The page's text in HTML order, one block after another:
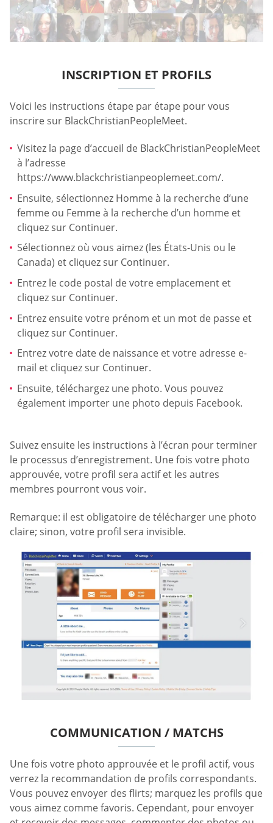
INSCRIPTION ET PROFILS
Voici les instructions étape par étape pour vous
inscrire sur BlackChristianPeopleMeet.
Visitez la page d’accueil de BlackChristianPeopleMeet
à l’adresse
https://www.blackchristianpeoplemeet.com/.
Ensuite, sélectionnez Homme à la recherche d’une
femme ou Femme à la recherche d’un homme et
cliquez sur Continuer.
Sélectionnez où vous aimez (les États-Unis ou le
Canada) et cliquez sur Continuer.
Entrez le code postal de votre emplacement et
cliquez sur Continuer.
Entrez ensuite votre prénom et un mot de passe et
cliquez sur Continuer.
Entrez votre date de naissance et votre adresse e-
mail et cliquez sur Continuer.
Ensuite, téléchargez une photo. Vous pouvez
également importer une photo depuis Facebook.
Suivez ensuite les instructions à l’écran pour terminer
le processus d’enregistrement. Une fois votre photo
approuvée, votre profil sera actif et les autres
membres pourront vous voir.
Remarque: il est obligatoire de télécharger une photo
claire; sinon, votre profil sera invisible.
COMMUNICATION / MATCHS
Une fois votre photo approuvée et le profil actif, vous
verrez la recommandation de profils correspondants.
Vous pouvez envoyer des flirts; marquez les profils que
vous aimez comme favoris. Cependant, pour envoyer